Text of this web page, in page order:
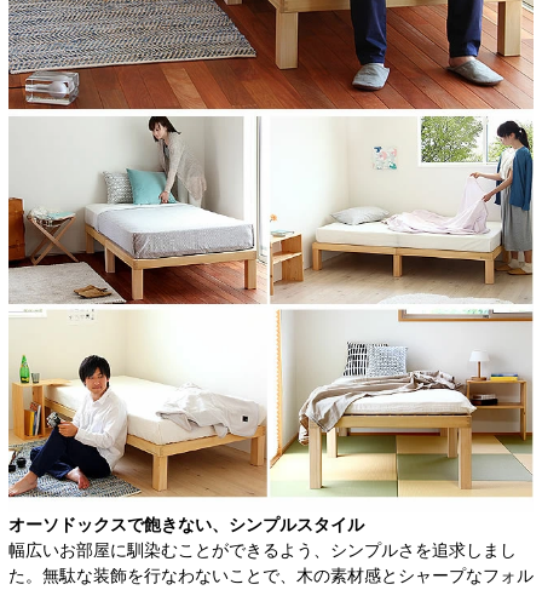
オーソドックスで飽きない、シンプルスタイル
幅広いお部屋に馴染むことができるよう、シンプルさを追求しまし
た。無駄な装飾を行なわないことで、木の素材感とシャープなフォル